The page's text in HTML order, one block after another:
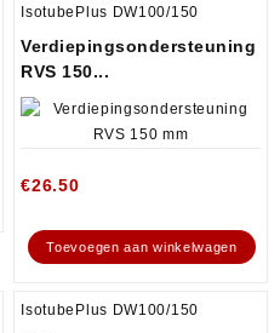
IsotubePlus DW100/150
Verdiepingsondersteuning
RVS 150...
€26.50
Toevoegen aan winkelwagen
IsotubePlus DW100/150